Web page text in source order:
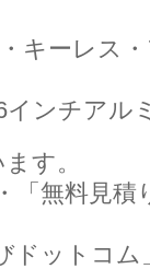
キーレス
ンチアル
す。
「無料見積
ドットコ